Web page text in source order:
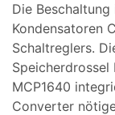
Die
Kondensatoren
Schaltreglers.
Speicherdrossel
MCP1640
Converter